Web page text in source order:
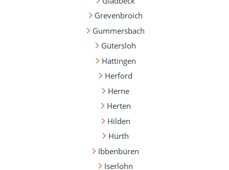
Grevenbroich
Gummersbach
Gütersloh
Hattingen
Herford
Herne
Herten
Hilden
Hürth
Ibbenbüren
Iserlohn